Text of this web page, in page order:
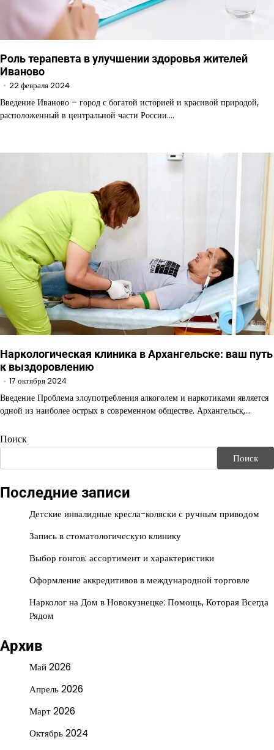
Роль терапевта в улучшении здоровья жителей
Иваново
22 февраля 2024
Введение Иваново – город с богатой историей и красивой природой,
расположенный в центральной части России.…
Наркологическая клиника в Архангельске: ваш путь
к выздоровлению
17 октября 2024
Введение Проблема злоупотребления алкоголем и наркотиками является
одной из наиболее острых в современном обществе. Архангельск,…
Поиск
Поиск
Последние записи
Детские инвалидные кресла-коляски с ручным приводом
Запись в стоматологическую клинику
Выбор гонгов: ассортимент и характеристики
Оформление аккредитивов в международной торговле
Нарколог на Дом в Новокузнецке: Помощь, Которая Всегда
Рядом
Архив
Май 2026
Апрель 2026
Март 2026
Октябрь 2024